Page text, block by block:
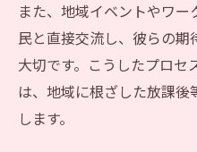
多様なニーズに
スタッフ教育と
利用者満足度向
長期的なビジョ
また、地域イベントやワ
民と直接交流し、彼らの
大切です。こうしたプロ
は、地域に根ざした放課
します。